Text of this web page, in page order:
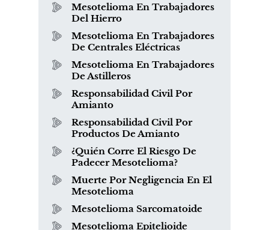
Mesotelioma En Trabajadores
Del Hierro
Mesotelioma En Trabajadores
De Centrales Eléctricas
Mesotelioma En Trabajadores
De Astilleros
Responsabilidad Civil Por
Amianto
Responsabilidad Civil Por
Productos De Amianto
¿Quién Corre El Riesgo De
Padecer Mesotelioma?
Muerte Por Negligencia En El
Mesotelioma
Mesotelioma Sarcomatoide
Mesotelioma Epitelioide